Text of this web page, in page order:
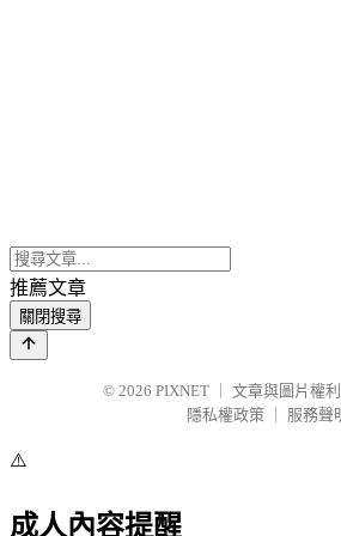
推薦文章
關閉搜尋
© 2026 PIXNET
文章與圖片權
隱私權政策
服務聲
⚠️
成人內容提醒